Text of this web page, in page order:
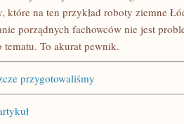
które na ten przykład roboty ziemne
porządnych fachowców nie jest
tematu. To akurat pewnik.
przygotowaliśmy